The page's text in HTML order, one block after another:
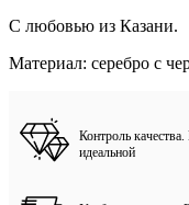
С любовью из Казани.
Материал: серебро с
Контроль
идеальной